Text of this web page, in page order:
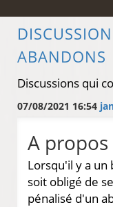
ABANDONS
Discussions qui
07/08/2021 16:54
A
Lorsqu'il y a
soit obligé de
pénalisé d'un